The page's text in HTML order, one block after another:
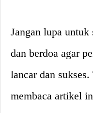
Jangan lupa untuk
dan berdoa agar
lancar dan
membaca artikel